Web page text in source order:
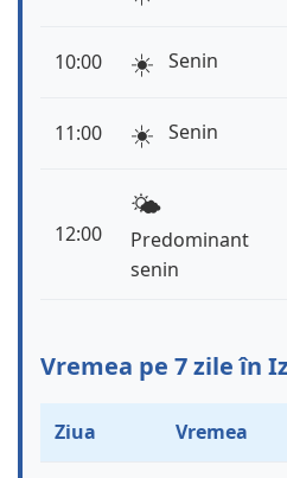
10:00 ☀️ Senin
11:00 ☀️ Senin
12:00
🌤️
Predominant
senin
Vremea pe 7 zile în
Ziua Vremea